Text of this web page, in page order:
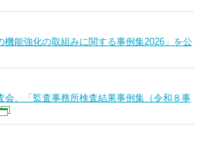
機能強化の取組みに関する事例集2026」を公
会、「監査事務所検査結果事例集（令和８事